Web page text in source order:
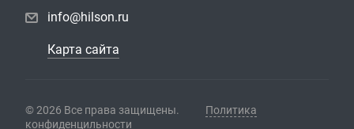
info@hilson.ru
Карта сайта
© 2026 Все права защищены.
Политика
конфиденцильности